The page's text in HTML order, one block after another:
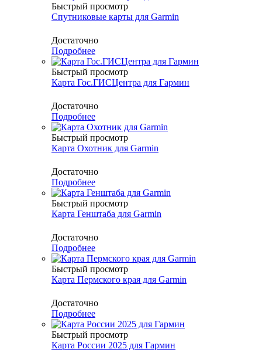
Быстрый просмотр
Спутниковые карты для Garmin
Достаточно
Подробнее
Быстрый просмотр
Карта Гос.ГИСЦентра для Гармин
Достаточно
Подробнее
Быстрый просмотр
Карта Охотник для Garmin
Достаточно
Подробнее
Быстрый просмотр
Карта Генштаба для Garmin
Достаточно
Подробнее
Быстрый просмотр
Карта Пермского края для Garmin
Достаточно
Подробнее
Быстрый просмотр
Карта России 2025 для Гармин